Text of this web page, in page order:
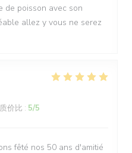
de poisson avec son
allez y vous ne serez
质价比 : 5/5
fêté nos 50 ans d'amitié